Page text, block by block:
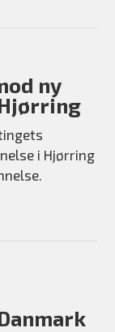
ny
i Hjørring